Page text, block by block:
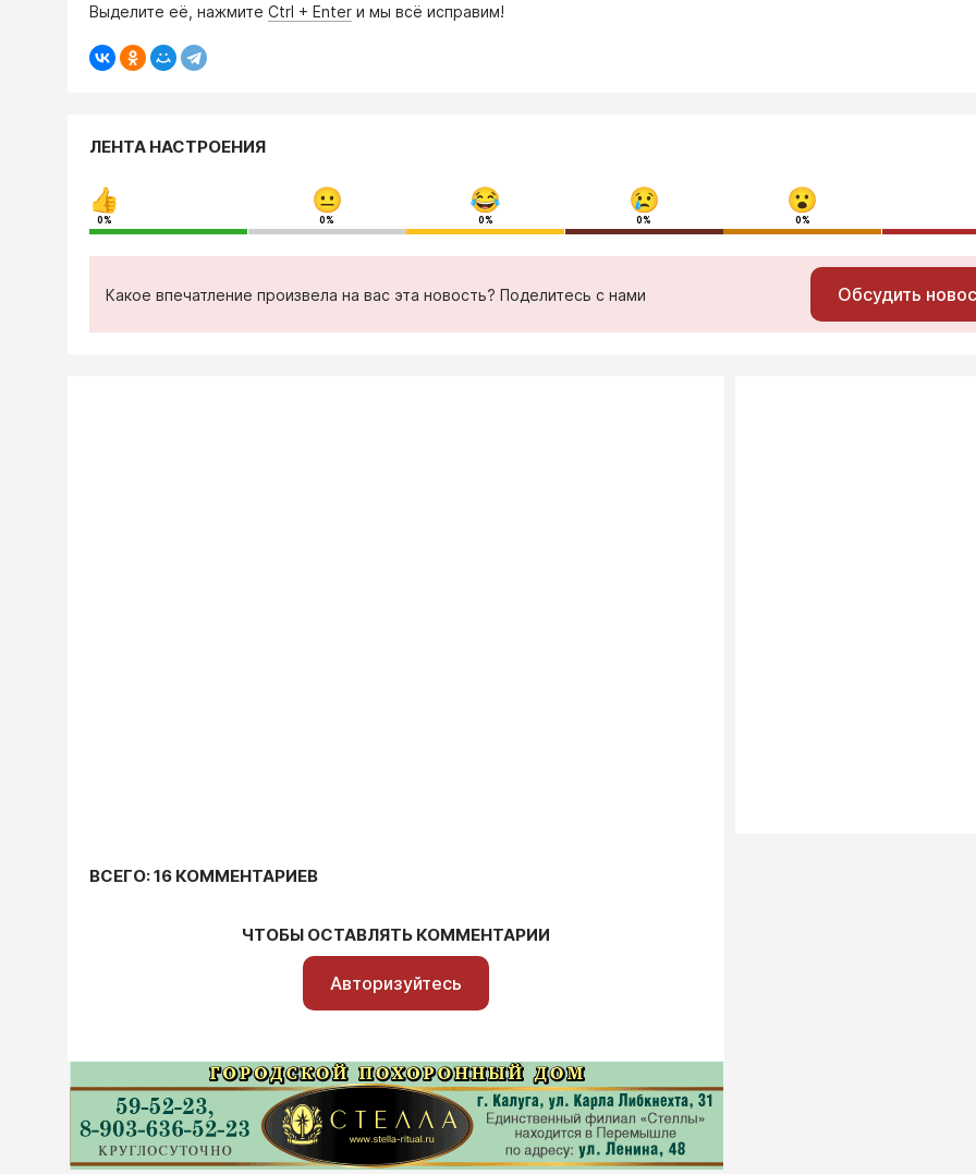
Выделите её, нажмите Ctrl + Enter и мы всё исправим!
ЛЕНТА НАСТРОЕНИЯ
0% 0% 0% 0% 0%
Какое впечатление произвела на вас эта новость? Поделитесь с нами Обсудить
ВСЕГО: 16 КОММЕНТАРИЕВ
ЧТОБЫ ОСТАВЛЯТЬ КОММЕНТАРИИ
Авторизуйтесь